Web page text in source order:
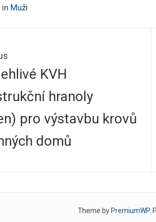
Muži
KVH
hranoly
pro výstavbu krovů
domů
Theme by PremiumWP.